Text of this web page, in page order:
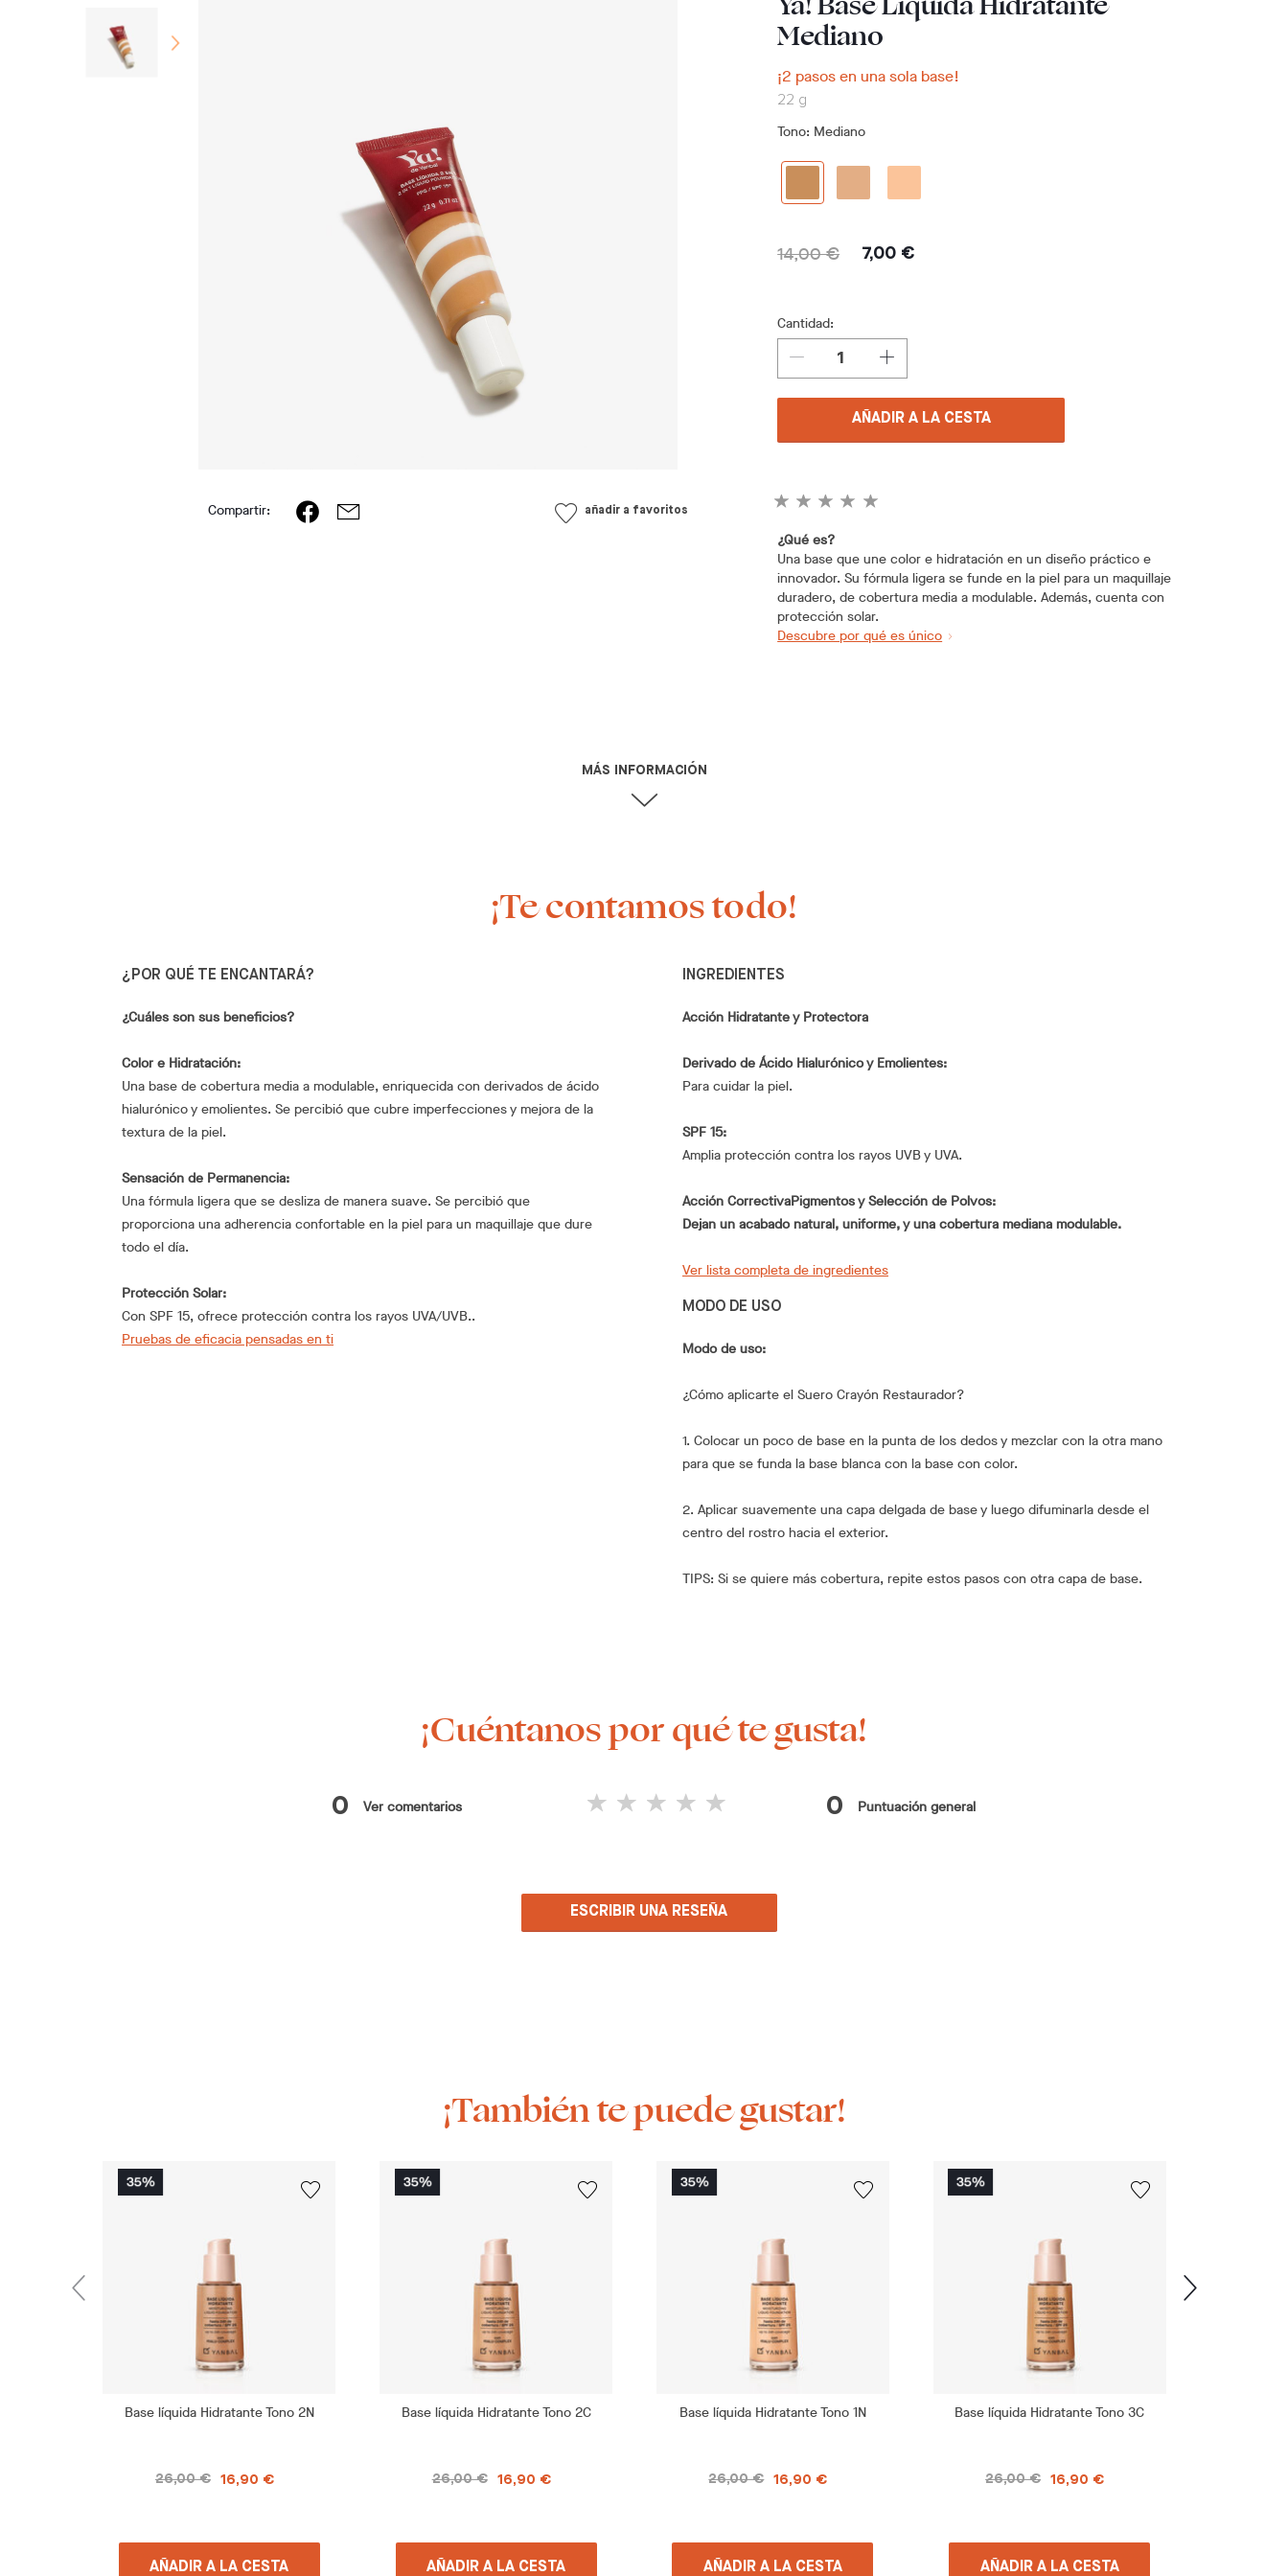
Compartir: añadir a favoritos
Mediano
¡2 pasos en una sola base!
22 g
Tono: Mediano
14,00 € 7,00 €
Cantidad:
AÑADIR A LA CESTA
¿Qué es?
Una base que une color e hidratación en un diseño práctico e
innovador. Su fórmula ligera se funde en la piel para un maquillaje
duradero, de cobertura media a modulable. Además, cuenta con
protección solar.
Descubre por qué es único
¡Te contamos todo!
¿POR QUÉ TE ENCANTARÁ?
¿Cuáles son sus beneficios?
Color e Hidratación:
Una base de cobertura media a modulable, enriquecida con derivados de ácido
hialurónico y emolientes. Se percibió que cubre imperfecciones y mejora de la
textura de la piel.
Sensación de Permanencia:
Una fórmula ligera que se desliza de manera suave. Se percibió que
proporciona una adherencia confortable en la piel para un maquillaje que dure
todo el día.
Protección Solar:
Con SPF 15, ofrece protección contra los rayos UVA/UVB..
Pruebas de eficacia pensadas en ti
INGREDIENTES
Acción Hidratante y Protectora
Derivado de Ácido Hialurónico y Emolientes:
Para cuidar la piel.
SPF 15:
Amplia protección contra los rayos UVB y UVA.
Acción CorrectivaPigmentos y Selección de Polvos:
Dejan un acabado natural, uniforme, y una cobertura mediana modulable.
Ver lista completa de ingredientes
MODO DE USO
Modo de uso:
¿Cómo aplicarte el Suero Crayón Restaurador?
1. Colocar un poco de base en la punta de los dedos y mezclar con la otra mano
para que se funda la base blanca con la base con color.
2. Aplicar suavemente una capa delgada de base y luego difuminarla desde el
centro del rostro hacia el exterior.
TIPS: Si se quiere más cobertura, repite estos pasos con otra capa de base.
¡Cuéntanos por qué te gusta!
Ver comentarios
0 0 Puntuación general
ESCRIBIR UNA RESEÑA
¡También te puede gustar!
Base líquida Hidratante Tono 2N
26,00 € 16,90 €
AÑADIR A LA CESTA
Base líquida Hidratante Tono 2C
26,00 € 16,90 €
AÑADIR A LA CESTA
Base líquida Hidratante Tono 1N
26,00 € 16,90 €
AÑADIR A LA CESTA
Base líquida Hidratante Tono 3C
26,00 € 16,90 €
AÑADIR A LA CESTA